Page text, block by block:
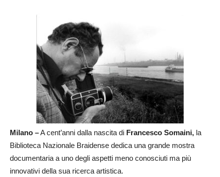
Milano –A cent’anni dalla nascita di Francesco Somaini, la
Biblioteca Nazionale Braidense dedica una grande mostra
documentaria a uno degli aspetti meno conosciuti ma più
innovativi della sua ricerca artistica.